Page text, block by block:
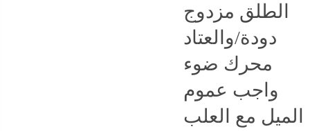
الطلق مزدوج
دودة/والعتاد
محرك ضوء
واجب عموم
الميل مع العلب